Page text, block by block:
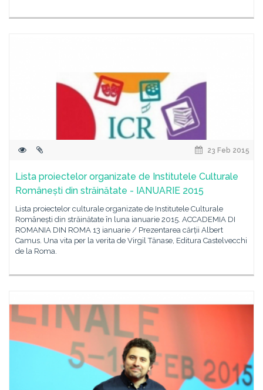
23 Feb 2015
Lista proiectelor organizate de Institutele Culturale
Românești din străinătate - IANUARIE 2015
Lista proiectelor culturale organizate de Institutele Culturale
Românești din străinătate în luna ianuarie 2015. ACCADEMIA DI
ROMANIA DIN ROMA 13 ianuarie / Prezentarea cărții Albert
Camus. Una vita per la verita de Virgil Tănase, Editura Castelvecchi
de la Roma.